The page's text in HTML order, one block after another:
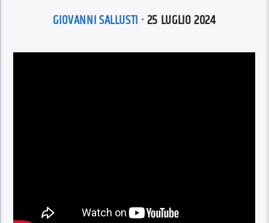
GIOVANNI SALLUSTI · 25 LUGLIO 2024